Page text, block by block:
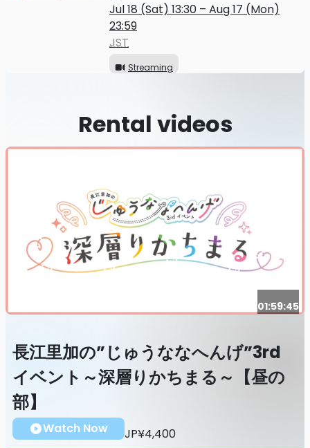
Jul 18 (Sat) 13:30 – Aug 17 (Mon)
23:59
JST
Streaming
Rental videos
01:59:45
長江里加の”じゅうななへんげ”3rd
イベント～深層りかちまる～【昼の
部】
Watch Now JP¥4,400